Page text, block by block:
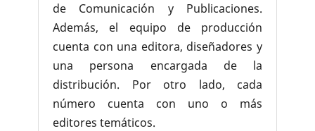
de Comunicación y Publicaciones.
Además, el equipo de producción
cuenta con una editora, diseñadores y
una persona encargada de la
distribución. Por otro lado, cada
número cuenta con uno o más
editores temáticos.